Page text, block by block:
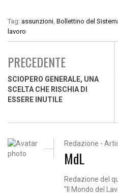
Tag: assunzioni Bollettino del
lavoro
PRECEDENTE
SCIOPERO GENERALE, UNA
SCELTA CHE RISCHIA DI
ESSERE INUTILE
Redazione -
MdL
Redazione del
"Il Mondo del